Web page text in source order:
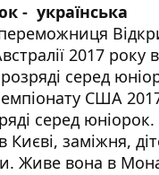
- українська
2017 року в
серед
США
серед юніорок.
Києві, заміжня,
Живе вона в